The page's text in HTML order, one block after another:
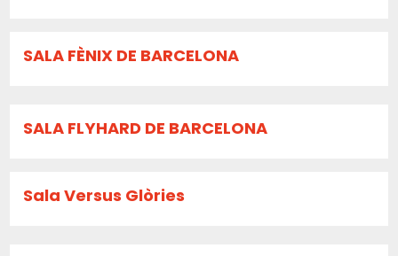
SALA FÈNIX DE BARCELONA
SALA FLYHARD DE BARCELONA
Sala Versus Glòries